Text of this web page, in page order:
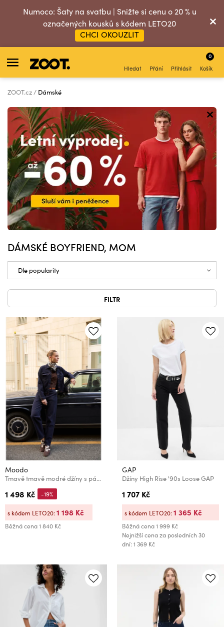
Numoco: Šaty na svatbu | Snižte si cenu o 20 % u
označených kousků s kódem LETO20
CHCI OKOUZLIT
Hledat Přání Přihlásit Košík
0
ZOOT.cz Dámské
DÁMSKÉ BOYFRIEND, MOM
FILTR
Moodo
Tmavě tmavě modré džíny s páskem Moodo
1 498 Kč
Běžná cena1 840 Kč
-19%
s kódem LETO20:1 198 Kč
GAP
Džíny High Rise '90s Loose GAP
1 707 Kč
Běžná cena1 999 Kč
Nejnižší cena za posledních 30
dní: 1 369 Kč
s kódem LETO20:1 365 Kč